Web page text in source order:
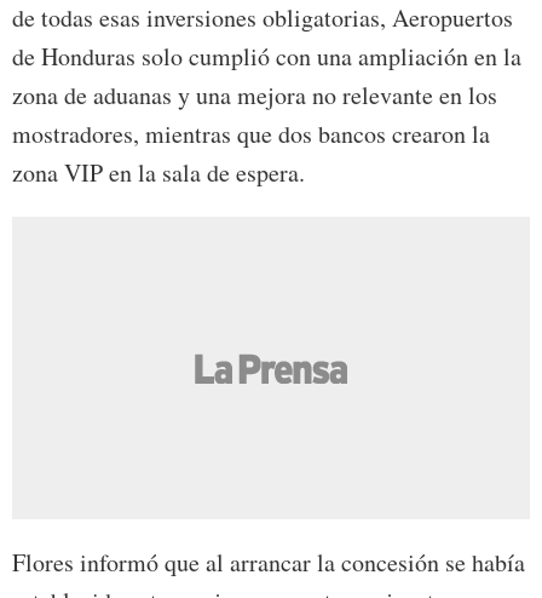
de todas esas inversiones obligatorias, Aeropuertos
de Honduras solo cumplió con una ampliación en la
zona de aduanas y una mejora no relevante en los
mostradores, mientras que dos bancos crearon la
zona VIP en la sala de espera.
Flores informó que al arrancar la concesión se había